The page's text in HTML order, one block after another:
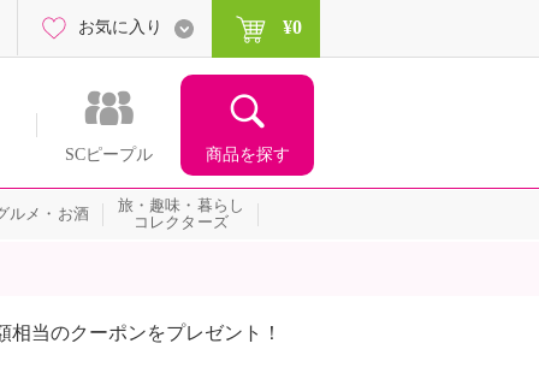
SCピープル 商品を探す
お気に入り ¥0
ルメ・お酒
旅・趣味・暮らし
コレクターズ
当のクーポンをプレゼント！